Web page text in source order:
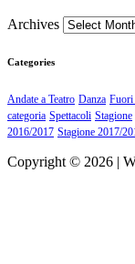
Archives
Categories
Andate a Teatro Danza Fuori
categoria Spettacoli Stagione
2016/2017 Stagione 2017/
Copyright © 2026 |